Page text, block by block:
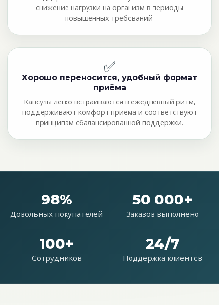
снижение нагрузки на организм в периоды
повышенных требований.
✅
Хорошо переносится, удобный формат
приёма
Капсулы легко встраиваются в ежедневный ритм,
поддерживают комфорт приёма и соответствуют
принципам сбалансированной поддержки.
98%
Довольных покупателей
50 000+
Заказов выполнено
100+
Сотрудников
24/7
Поддержка клиентов